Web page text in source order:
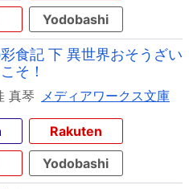
Yodobashi
食記 下 異世界おそうざい
そ！
真琴 メディアワークス文庫
Rakuten
Yodobashi